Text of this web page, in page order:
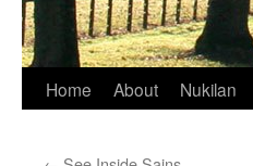
Home About Nukilan